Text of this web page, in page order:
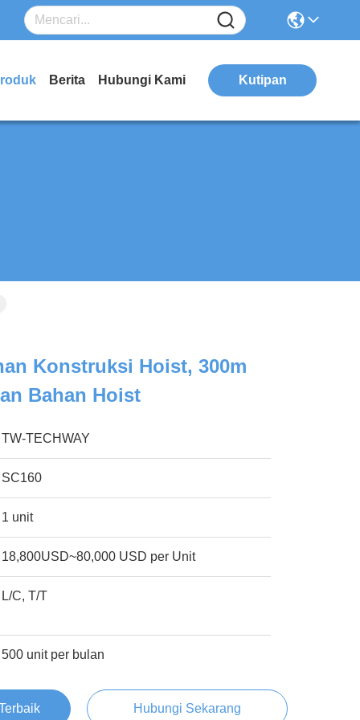
Berita Hubungi Kami Kutipan
Konstruksi Hoist, 300m
Bahan Hoist
TW-TECHWAY
SC160
1 unit
18,800USD~80,000 USD per Unit
L/C, T/T
500 unit per bulan
Hubungi Sekarang